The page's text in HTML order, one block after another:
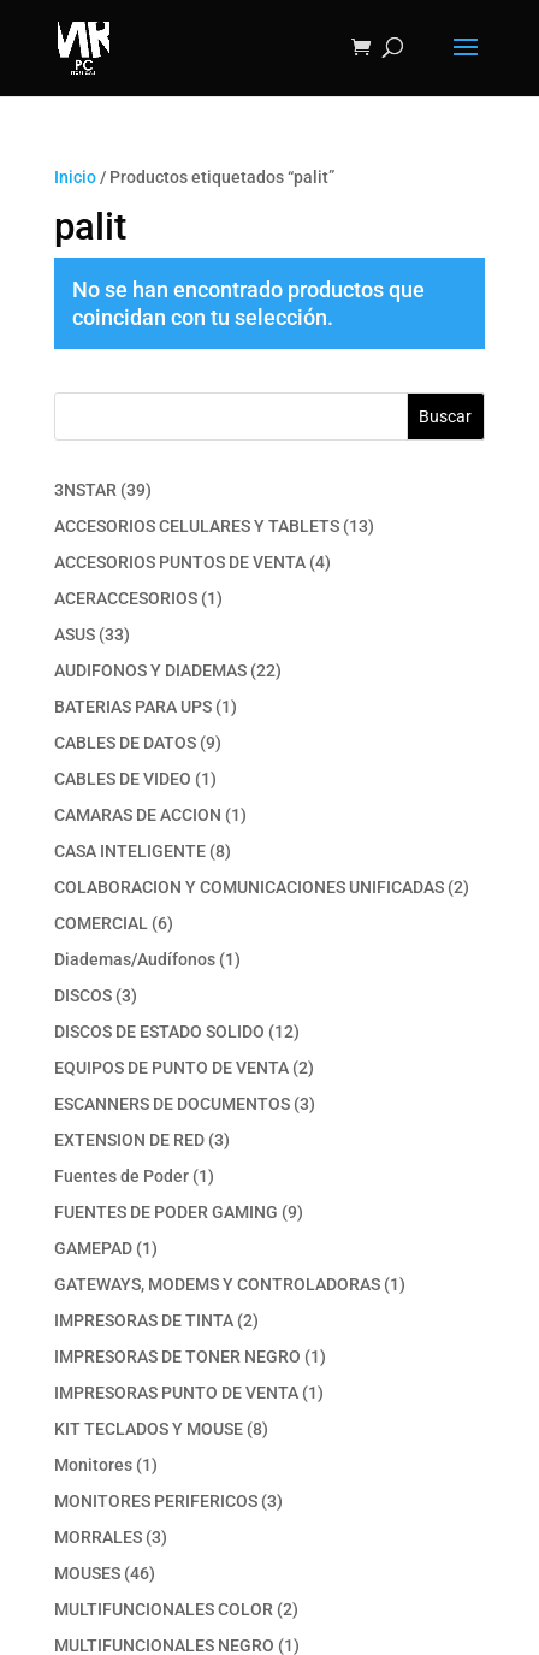
Inicio/ Productos etiquetados “palit”
palit
No se han encontrado productos que
coincidan con tu selección.
Buscar
3NSTAR 3939
productos
ACCESORIOS CELULARES Y TABLETS 1313
ACCESORIOS PUNTOS DE VENTA 44
ACERACCESORIOS 11
ASUS 3333
productos
AUDIFONOS Y DIADEMAS 2222
BATERIAS PARA UPS 11
CABLES DE DATOS 99
productos
CABLES DE VIDEO 11
producto
CAMARAS DE ACCION 11
CASA INTELIGENTE 88
productos
COLABORACION Y COMUNICACIONES UNIFICADAS 22
COMERCIAL 66
productos
Diademas/Audífonos 11
DISCOS 33
productos
DISCOS DE ESTADO SOLIDO 1212
productos
EQUIPOS DE PUNTO DE VENTA 22
productos
ESCANNERS DE DOCUMENTOS 33
EXTENSION DE RED 33
Fuentes de Poder 11
producto
FUENTES DE PODER GAMING 99
GAMEPAD 11
producto
GATEWAYS, MODEMS Y CONTROLADORAS 11
IMPRESORAS DE TINTA 22
productos
IMPRESORAS DE TONER NEGRO 11
producto
IMPRESORAS PUNTO DE VENTA 11
KIT TECLADOS Y MOUSE 88
Monitores 11
producto
MONITORES PERIFERICOS 33
MORRALES 33
MOUSES 4646
productos
MULTIFUNCIONALES COLOR 22
productos
MULTIFUNCIONALES NEGRO 11